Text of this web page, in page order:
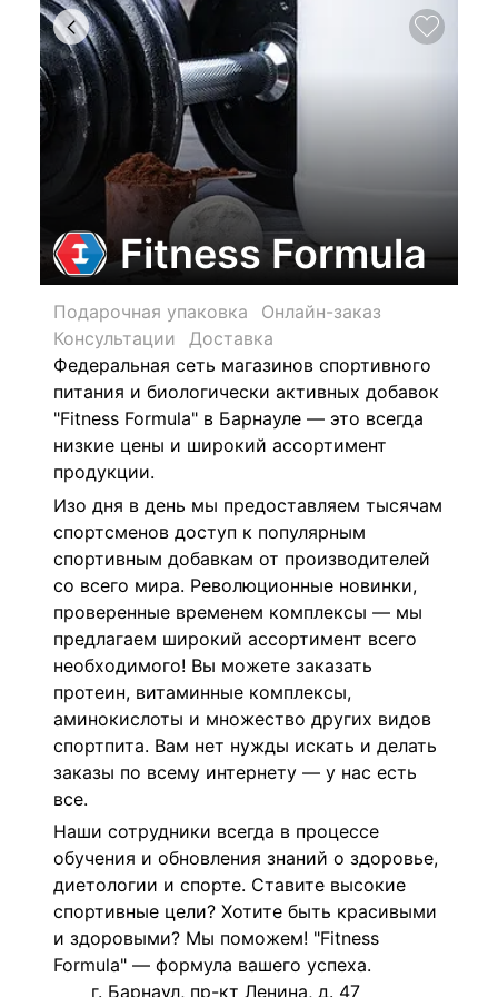
Fitness Formula
Подарочная упаковка
Онлайн-заказ
Консультации
Доставка
Федеральная сеть магазинов спортивного
питания и биологически активных добавок
"Fitness Formula" в Барнауле — это всегда
низкие цены и широкий ассортимент
продукции.
Изо дня в день мы предоставляем тысячам
спортсменов доступ к популярным
спортивным добавкам от производителей
со всего мира. Революционные новинки,
проверенные временем комплексы — мы
предлагаем широкий ассортимент всего
необходимого! Вы можете заказать
протеин, витаминные комплексы,
аминокислоты и множество других видов
спортпита. Вам нет нужды искать и делать
заказы по всему интернету — у нас есть
все.
Наши сотрудники всегда в процессе
обучения и обновления знаний о здоровье,
диетологии и спорте. Ставите высокие
спортивные цели? Хотите быть красивыми
и здоровыми? Мы поможем! "Fitness
Formula" — формула вашего успеха.
г. Барнаул, пр-кт Ленина, д. 47